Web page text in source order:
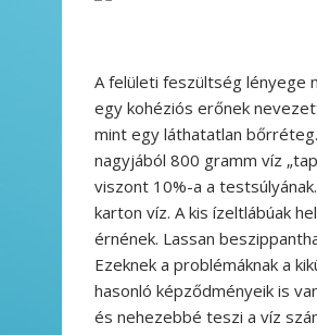
A felületi feszültség lényege
egy kohéziós erőnek
mint egy láthatatlan
nagyjából 800 gramm víz
viszont 10%-a a
karton víz. A kis ízeltlábúak
érnének. Lassan
Ezeknek a problémáknak a
hasonló képződményeik is
és nehezebbé teszi a víz